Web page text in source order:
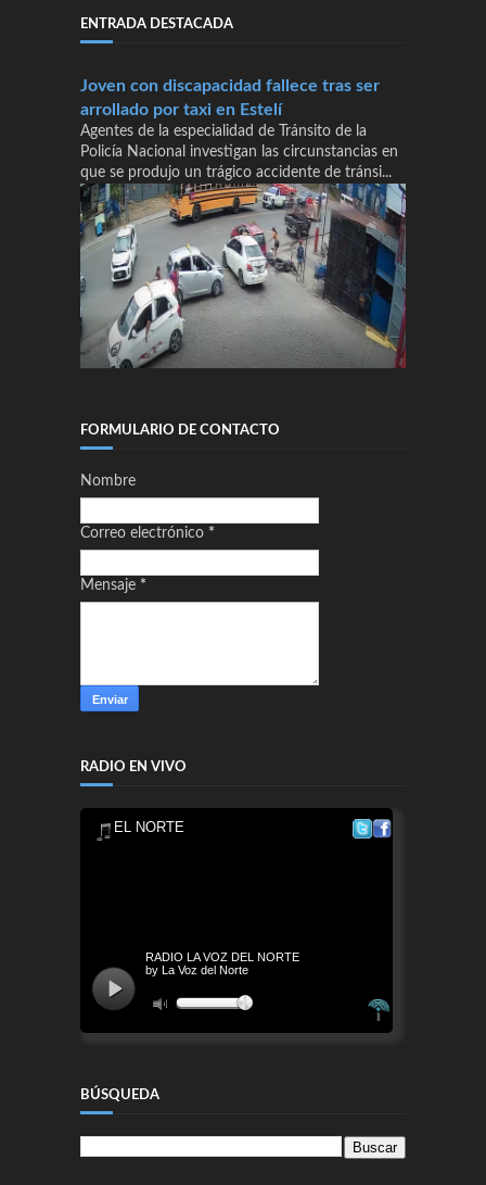
ENTRADA DESTACADA
Joven con discapacidad fallece tras ser
arrollado por taxi en Estelí
Agentes de la especialidad de Tránsito de la
Policía Nacional investigan las circunstancias en
que se produjo un trágico accidente de tránsi...
FORMULARIO DE CONTACTO
Nombre
Correo electrónico *
Mensaje *
RADIO EN VIVO
BÚSQUEDA